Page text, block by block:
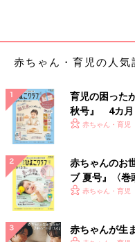
赤ちゃん・育児の人気
育児の困った
秋号』 4カ月
いっぱい！
赤ちゃん・育児
赤ちゃんのお
ブ 夏号』〈巻
く！ おっぱい
赤ちゃん・育児
赤ちゃんが生